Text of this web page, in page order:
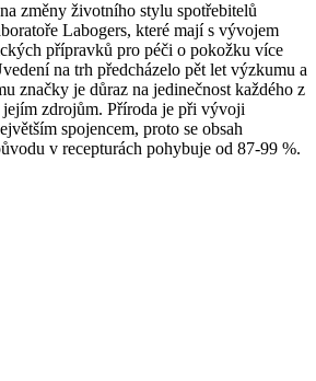
změny životního stylu spotřebitelů
Labogers, které mají s vývojem
přípravků pro péči o pokožku více
na trh předcházelo pět let výzkumu a
značky je důraz na jedinečnost každého z
jejím zdrojům. Příroda je při vývoji
spojencem, proto se obsah
v recepturách pohybuje od 87-99 %.